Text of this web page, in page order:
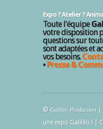
Expo ? Atelier ?
Toute l'équipe
votre disposition
questions sur
sont adaptées et
vos besoins.
• Presse &
© Galileo Production
une expo Galiléo ! |